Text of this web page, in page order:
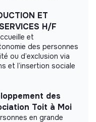
ET
H/F
et
des personnes
ou d’exclusion via
et l’insertion sociale
des
Toit à Moi
en grande